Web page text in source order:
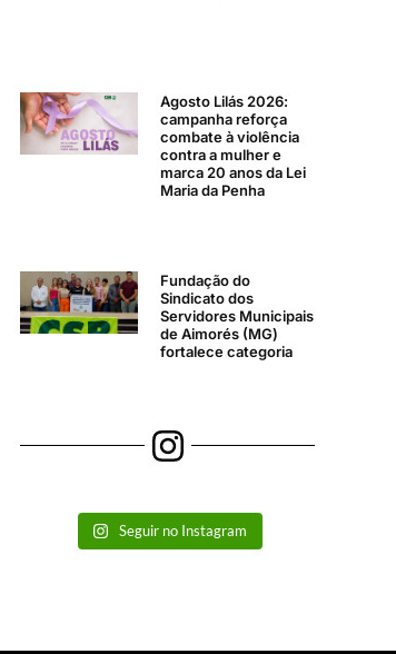
Agosto Lilás 2026:
campanha reforça
combate à violência
contra a mulher e
marca 20 anos da Lei
Maria da Penha
Fundação do
Sindicato dos
Servidores Municipais
de Aimorés (MG)
fortalece categoria
Seguir no Instagram